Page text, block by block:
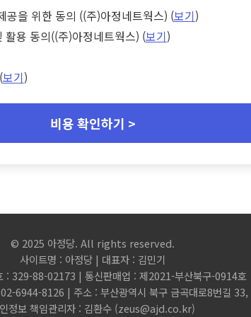
공을 위한 동의 ((주)아정네트웍스) (보기)
용 동의((주)아정네트웍스) (보기)
보기)
비용 확인하기 >
© 2025 아정당. All rights reserved.
사이트명 : 아정당 | 대표자 : 김민기
: 329-88-02173 | 통신판매업 : 제2021-부산북구-0914호
6944-8126 | 주소 : 부산광역시 북구 금곡대로8번길 33,
정보 책임관리자 : 김환수 (zeus@ajd.co.kr)